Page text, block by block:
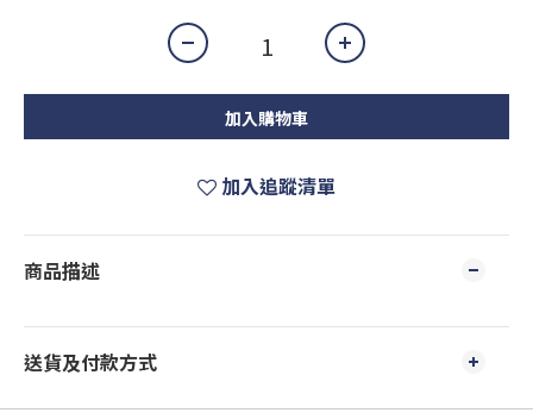
加入購物車
加入追蹤清單
商品描述
送貨及付款方式